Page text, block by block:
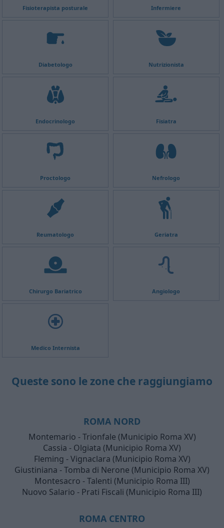
Fisioterapista posturale Infermiere
Diabetologo Nutrizionista
Endocrinologo Fisiatra
Proctologo Nefrologo
Reumatologo Geriatra
Chirurgo Bariatrico Angiologo
Medico Internista
Queste sono le zone che raggiungiamo
ROMA NORD
Montemario - Trionfale (Municipio Roma XV)
Cassia - Olgiata (Municipio Roma XV)
Fleming - Vignaclara (Municipio Roma XV)
Giustiniana - Tomba di Nerone (Municipio Roma XV)
Montesacro - Talenti (Municipio Roma III)
Nuovo Salario - Prati Fiscali (Municipio Roma III)
ROMA CENTRO